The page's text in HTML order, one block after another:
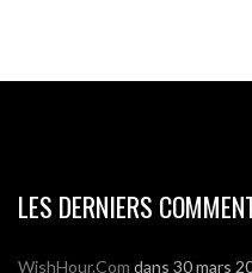
LES DERNIERS
WishHour.Com dans 30 mars